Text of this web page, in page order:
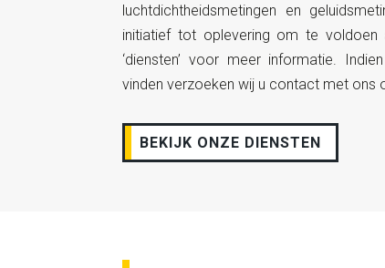
luchtdichtheidsmetingen en
initiatief tot oplevering om te voldoen
‘diensten’ voor meer informatie.
vinden verzoeken wij u contact met ons
BEKIJK ONZE DIENSTEN